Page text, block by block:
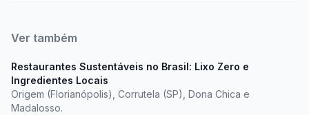
Ver também
Restaurantes Sustentáveis no Brasil: Lixo Zero e
Ingredientes Locais
Origem (Florianópolis), Corrutela (SP), Dona Chica e
Madalosso.